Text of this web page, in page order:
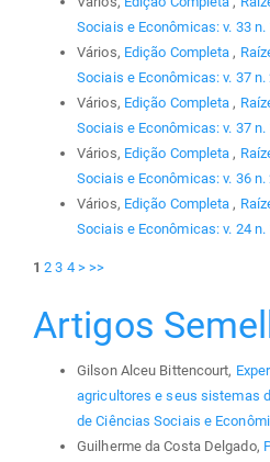
Sociais e Econômicas: v. 33 n.
Vários, Edição Completa,
Sociais e Econômicas: v. 37 n.
Vários, Edição Completa,
Sociais e Econômicas: v. 37 n.
Vários, Edição Completa,
Sociais e Econômicas: v. 36 n.
Vários, Edição Completa,
Sociais e Econômicas: v. 24 n.
1 2 3 4 > >>
Artigos
Gilson Alceu Bittencourt,
agricultores e seus sistemas
de Ciências Sociais e
Guilherme da Costa Delgado,